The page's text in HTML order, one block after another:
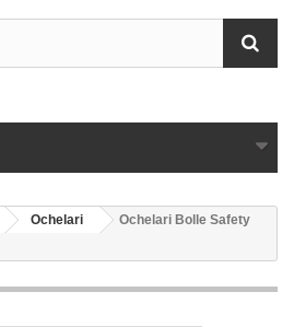
Ochelari
Ochelari Bolle Safety